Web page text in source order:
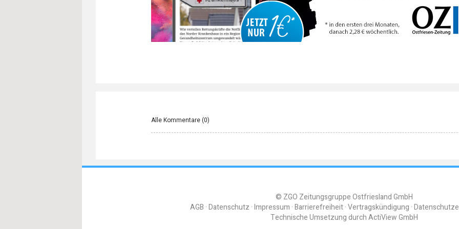
Alle Kommentare (0)
© ZGO Zeitungsgruppe Ostfriesland GmbH
AGB Datenschutz Impressum Barrierefreiheit Vertragskündigung
Technische Umsetzung durchActiView GmbH